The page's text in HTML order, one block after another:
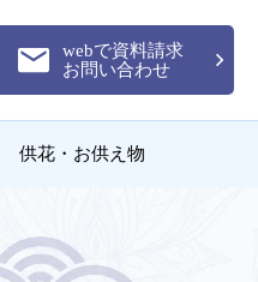
webで資料請求
お問い合わせ
供花・お供え物